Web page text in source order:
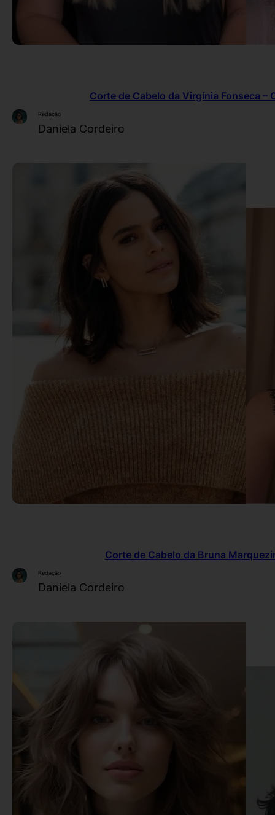
Corte de Cabelo da Virgínia Fonseca
Redação
Daniela Cordeiro
Corte de Cabelo da Bruna
Redação
Daniela Cordeiro